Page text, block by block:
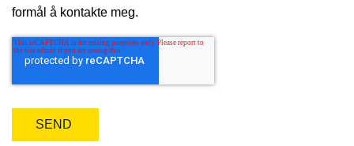
formål å kontakte meg.